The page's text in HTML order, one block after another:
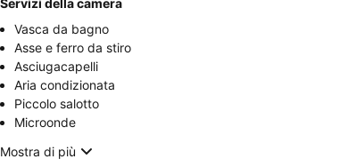
Servizi della camera
Vasca da bagno
Asse e ferro da stiro
Asciugacapelli
Aria condizionata
Piccolo salotto
Microonde
Mostra di più